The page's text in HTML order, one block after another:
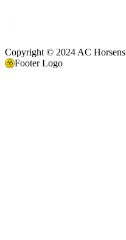
Copyright © 2024 AC Horsens
Footer Logo